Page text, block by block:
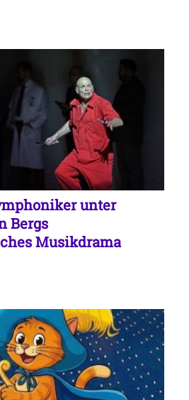
unter
Bergs
Musikdrama